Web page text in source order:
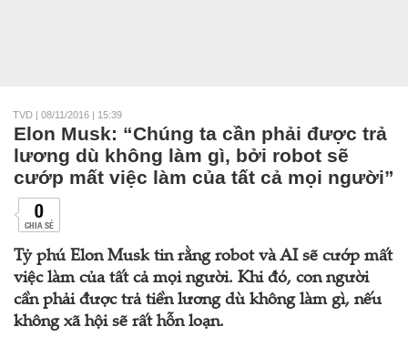
TVD | 08/11/2016 | 15:39
Elon Musk: “Chúng ta cần phải được trả
lương dù không làm gì, bởi robot sẽ
cướp mất việc làm của tất cả mọi người”
0
CHIA SẺ
Tỷ phú Elon Musk tin rằng robot và AI sẽ cướp mất
việc làm của tất cả mọi người. Khi đó, con người
cần phải được trả tiền lương dù không làm gì, nếu
không xã hội sẽ rất hỗn loạn.